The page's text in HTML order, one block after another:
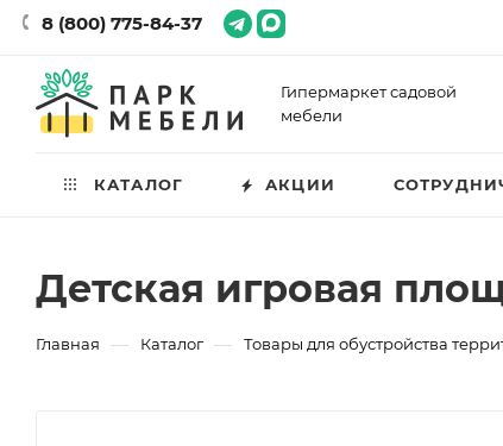
8 (800) 775-84-37
Гипермаркет садовой
мебели
КАТАЛОГ АКЦИИ
Детская игровая
Главная — Каталог — Товары для обустройства